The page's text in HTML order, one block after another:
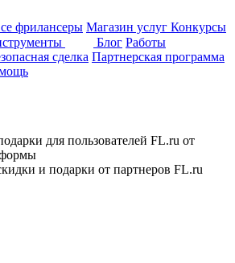
фрилансеры Магазин услуг Конкурсы
Блог Работы
сделка Партнерская программа
для пользователей FL.ru от
и подарки от партнеров FL.ru